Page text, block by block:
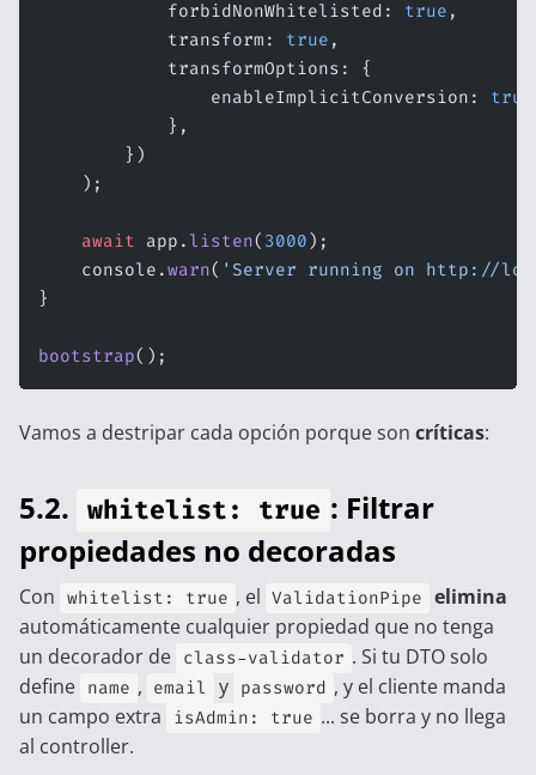
            forbidNonWhitelisted:
true ,
            transform:
true ,
            transformOptions: {
                enableImplicitConversion:
true
            },
        })
    );
    await
app. listen( 3000);
    console.
warn( 'Server running on http://
}
bootstrap();
Vamos a destripar cada opción porque son críticas:
5.2. whitelist: true : Filtrar
propiedades no decoradas
Con whitelist: true , el ValidationPipe elimina
automáticamente cualquier propiedad que no tenga
un decorador de class-validator . Si tu DTO solo
define name , email y password , y el cliente manda
un campo extra
isAdmin: true ... se borra y no llega
al controller.